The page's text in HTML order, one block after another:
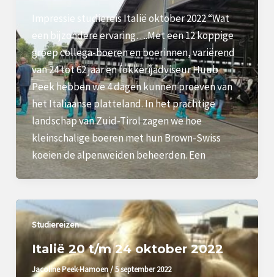
Impressie studiereis Italië oktober 2022 “Wat
een bijzondere ervaring….Met een 12 koppige
groep collega-boeren en boerinnen, variërend
van 24 tot 62 jaar en fokkerijadviseur Huub
Peek hebben we 4 dagen kunnen proeven van
het Italiaanse platteland. In het prachtige
landschap van Zuid-Tirol zagen we hoe
kleinschalige boeren met hun Brown-Swiss
koeien de alpenweiden beheerden. Een
Studiereizen
Italië 20 t/m 24 oktober 2022
Jacoline Peek-Hamoen/5 september 2022